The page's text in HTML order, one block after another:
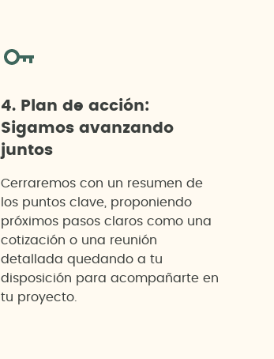
4. Plan de acción:
Sigamos avanzando
juntos
Cerraremos con un resumen de
los puntos clave, proponiendo
próximos pasos claros como una
cotización o una reunión
detallada quedando a tu
disposición para acompañarte en
tu proyecto.